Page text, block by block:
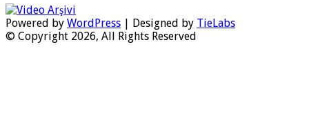
Powered by WordPress | Designed by TieLabs
© Copyright 2026, All Rights Reserved